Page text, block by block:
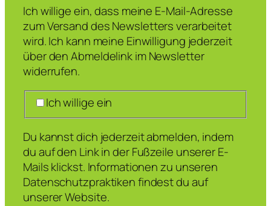
Ich willige ein, dass meine E-Mail-Adresse
zum Versand des Newsletters verarbeitet
wird. Ich kann meine Einwilligung jederzeit
über den Abmeldelink im Newsletter
widerrufen.
Ich willige ein
Du kannst dich jederzeit abmelden, indem
du auf den Link in der Fußzeile unserer E-
Mails klickst. Informationen zu unseren
Datenschutzpraktiken findest du auf
unserer Website.